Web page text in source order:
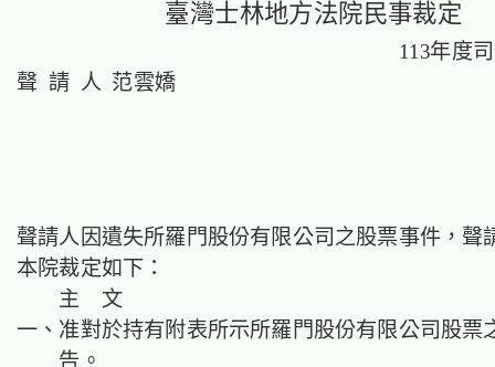
臺灣士林地方法院民事裁定
113年度
聲 請 人 范雲嬌
聲請人因遺失所羅門股份有限公司之股票事件，聲
本院裁定如下：
主 文
一、准對於持有附表所示所羅門股份有限公司股票
告。